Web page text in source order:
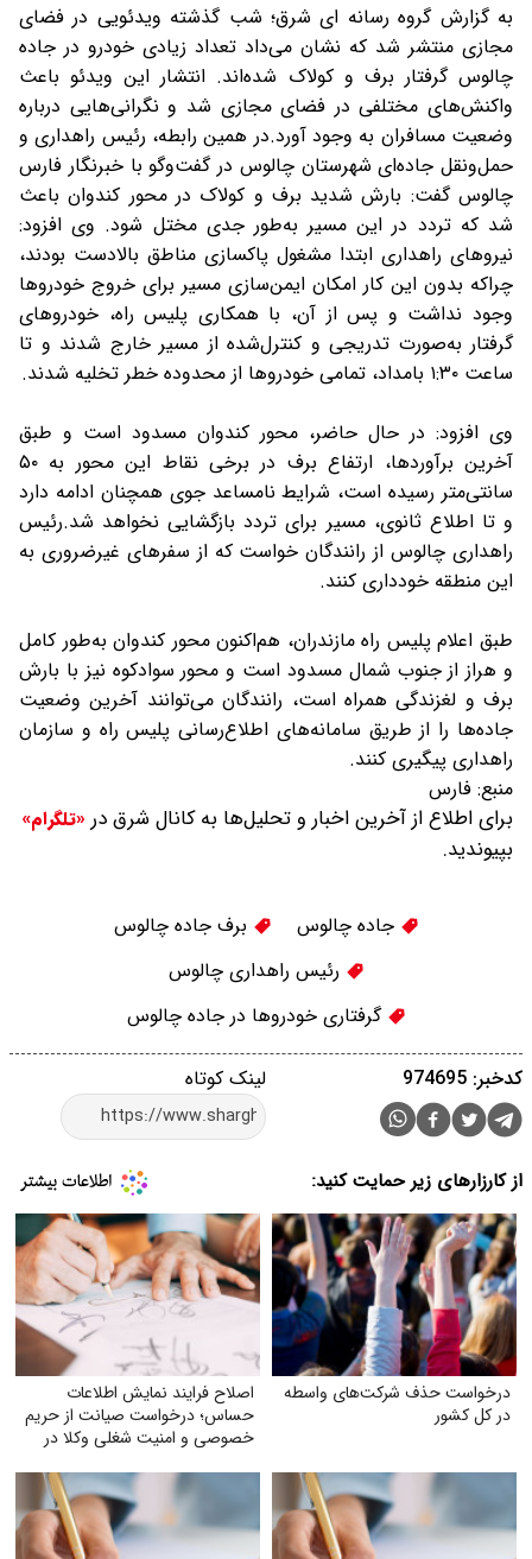
به گزارش گروه رسانه ای شرق؛ شب گذشته ویدئویی در فضای
مجازی منتشر شد که نشان می‌داد تعداد زیادی خودرو در جاده
چالوس گرفتار برف و کولاک شده‌اند. انتشار این ویدئو باعث
واکنش‌های مختلفی در فضای مجازی شد و نگرانی‌هایی درباره
وضعیت مسافران به وجود آورد.در همین رابطه، رئیس راهداری و
حمل‌ونقل جاده‌ای شهرستان چالوس در گفت‌وگو با خبرنگار فارس
چالوس گفت: بارش شدید برف و کولاک در محور کندوان باعث
شد که تردد در این مسیر به‌طور جدی مختل شود. وی افزود:
نیروهای راهداری ابتدا مشغول پاکسازی مناطق بالادست بودند،
چراکه بدون این کار امکان ایمن‌سازی مسیر برای خروج خودروها
وجود نداشت و پس از آن، با همکاری پلیس راه، خودروهای
گرفتار به‌صورت تدریجی و کنترل‌شده از مسیر خارج شدند و تا
ساعت ۱:۳۰ بامداد، تمامی خودروها از محدوده خطر تخلیه شدند.
وی افزود: در حال حاضر، محور کندوان مسدود است و طبق
آخرین برآوردها، ارتفاع برف در برخی نقاط این محور به ۵۰
سانتی‌متر رسیده است، شرایط نامساعد جوی همچنان ادامه دارد
و تا اطلاع ثانوی، مسیر برای تردد بازگشایی نخواهد شد.رئیس
راهداری چالوس از رانندگان خواست که از سفرهای غیرضروری به
این منطقه خودداری کنند.
طبق اعلام پلیس راه مازندران، هم‌اکنون محور کندوان به‌طور کامل
و هراز از جنوب شمال مسدود است و محور سوادکوه نیز با بارش
برف و لغزندگی همراه است، رانندگان می‌توانند آخرین وضعیت
جاده‌ها را از طریق سامانه‌های اطلاع‌رسانی پلیس راه و سازمان
راهداری پیگیری کنند.
منبع: فارس
برای اطلاع از آخرین اخبار و تحلیل‌ها به کانال شرق در «تلگرام»
بپیوندید.
جاده چالوس
برف جاده چالوس
رئیس راهداری چالوس
گرفتاری خودروها در جاده چالوس
لینک کوتاه کدخبر: 974695
از کارزارهای زیر حمایت کنید:
درخواست حذف شرکت‌های واسطه
در کل کشور
اصلاح فرایند نمایش اطلاعات
حساس؛ درخواست صیانت از حریم
خصوصی و امنیت شغلی وکلا در